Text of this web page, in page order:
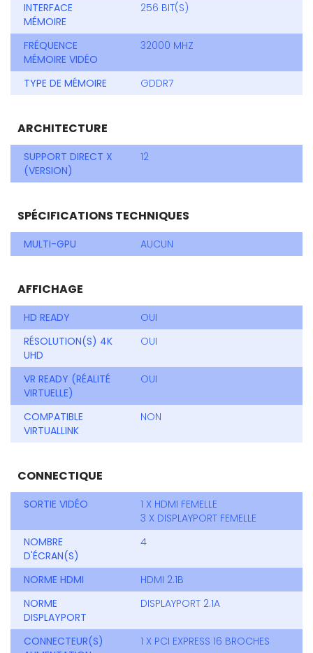
INTERFACE
MÉMOIRE
256 BIT(S)
FRÉQUENCE
MÉMOIRE VIDÉO
32000 MHZ
TYPE DE MÉMOIRE GDDR7
ARCHITECTURE
SUPPORT DIRECT X
(VERSION)
12
SPÉCIFICATIONS TECHNIQUES
MULTI-GPU AUCUN
AFFICHAGE
HD READY
OUI
RÉSOLUTION(S) 4K
UHD
OUI
VR READY (RÉALITÉ
VIRTUELLE)
OUI
COMPATIBLE
VIRTUALLINK
NON
CONNECTIQUE
SORTIE VIDÉO
1 X HDMI FEMELLE
3 X DISPLAYPORT FEMELLE
NOMBRE
D'ÉCRAN(S)
4
NORME HDMI
HDMI 2.1B
NORME
DISPLAYPORT
DISPLAYPORT 2.1A
CONNECTEUR(S)
1 X PCI EXPRESS 16 BROCHES